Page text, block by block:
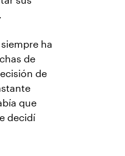
ha
de
de
que
decidí